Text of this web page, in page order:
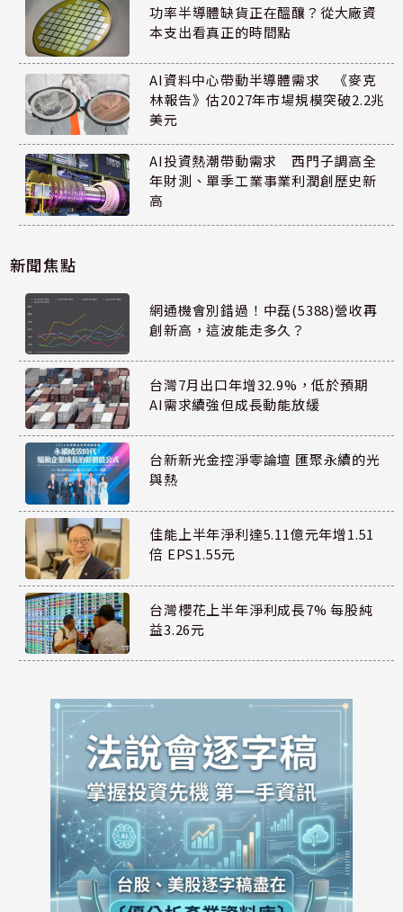
功率半導體缺貨正在醞釀？從大廠資
本支出看真正的時間點
AI資料中心帶動半導體需求 《麥克
林報告》估2027年市場規模突破2.2兆
美元
AI投資熱潮帶動需求 西門子調高全
年財測、單季工業事業利潤創歷史新
高
新聞焦點
網通機會別錯過！中磊(5388)營收再
創新高，這波能走多久？
台灣7月出口年增32.9%，低於預期
AI需求續強但成長動能放緩
台新新光金控淨零論壇 匯聚永續的光
與熱
佳能上半年淨利達5.11億元年增1.51
倍 EPS1.55元
台灣櫻花上半年淨利成長7% 每股純
益3.26元